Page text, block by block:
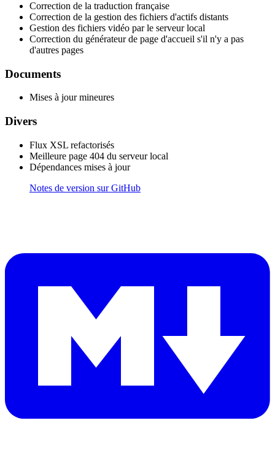
Correction de la traduction française
Correction de la gestion des fichiers d'actifs distants
Gestion des fichiers vidéo par le serveur local
Correction du générateur de page d'accueil s'il n'y a pas
d'autres pages
Documents
Mises à jour mineures
Divers
Flux XSL refactorisés
Meilleure page 404 du serveur local
Dépendances mises à jour
Notes de version sur GitHub